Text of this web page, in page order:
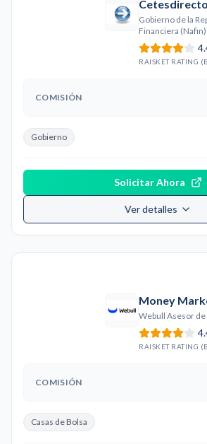
Cetesdirecto
Gobierno de la
Financiera (Nafin)
RAISKET RATING
COMISIÓN
Gobierno
Solicitar Ahora
Ver detalles
Money
Webull Asesor de
RAISKET RATING
COMISIÓN
Casas de Bolsa